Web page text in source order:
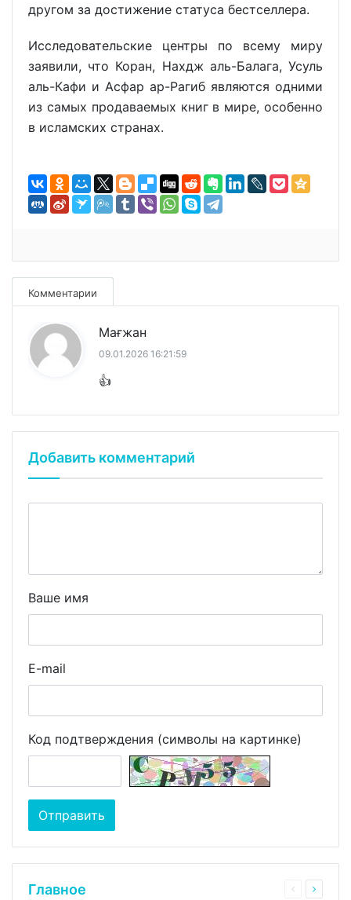
другом за достижение статуса бестселлера.
Исследовательские центры по всему миру
заявили, что Коран, Нахдж аль-Балага, Усуль
аль-Кафи и Асфар ар-Рагиб являются одними
из самых продаваемых книг в мире, особенно
в исламских странах.
Комментарии
Мағжан
09.01.2026 16:21:59
👍
Добавить комментарий
Ваше имя
E-mail
Код подтверждения (символы на картинке)
Главное